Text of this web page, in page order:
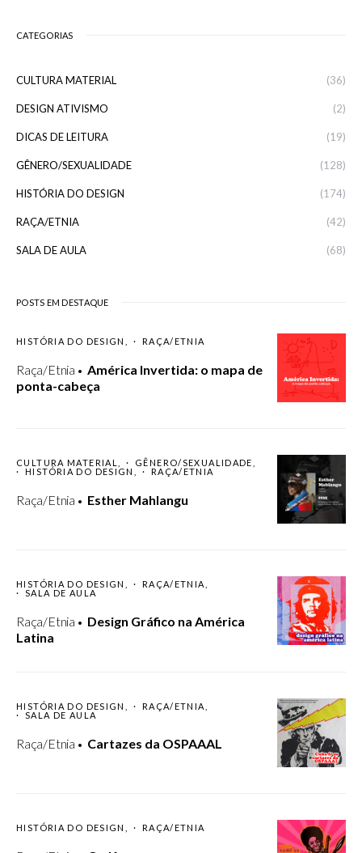
CATEGORIAS
CULTURA MATERIAL (36)
DESIGN ATIVISMO (2)
DICAS DE LEITURA (19)
GÊNERO/SEXUALIDADE (128)
HISTÓRIA DO DESIGN (174)
RAÇA/ETNIA (42)
SALA DE AULA (68)
POSTS EM DESTAQUE
HISTÓRIA DO DESIGN RAÇA/ETNIA
Raça/Etnia
América Invertida: o mapa de
ponta-cabeça
CULTURA MATERIAL
GÊNERO/SEXUALIDADE
HISTÓRIA DO DESIGN
RAÇA/ETNIA
Raça/Etnia Esther Mahlangu
HISTÓRIA DO DESIGN
RAÇA/ETNIA
SALA DE AULA
Raça/Etnia
Design Gráfico na América
Latina
HISTÓRIA DO DESIGN
RAÇA/ETNIA
SALA DE AULA
Raça/Etnia Cartazes da OSPAAAL
HISTÓRIA DO DESIGN RAÇA/ETNIA